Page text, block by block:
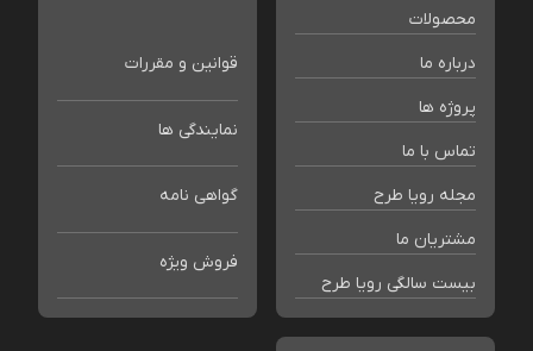
محصولات
درباره ما
پروژه ها
تماس با ما
مجله رویا طرح
مشتریان ما
بیست سالگی رویا طرح
قوانین و مقررات
نمایندگی ها
گواهی نامه
فروش ویژه